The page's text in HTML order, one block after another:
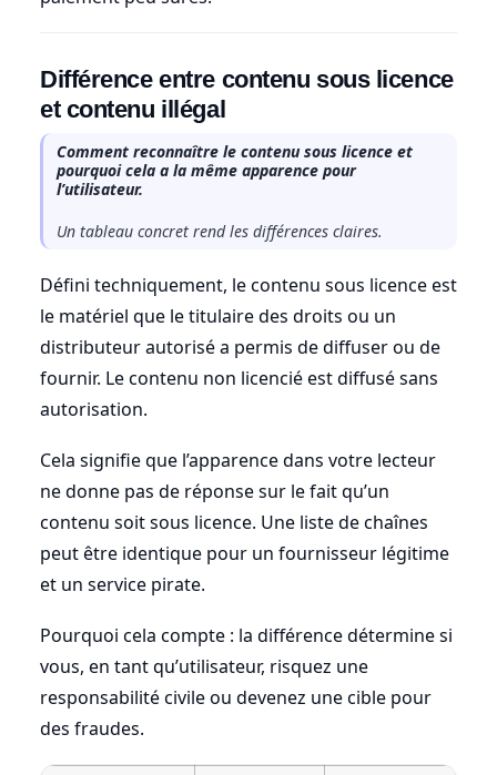
Différence entre contenu sous licence
et contenu illégal
Comment reconnaître le contenu sous licence et
pourquoi cela a la même apparence pour
l’utilisateur.
Un tableau concret rend les différences claires.
Défini techniquement, le contenu sous licence est
le matériel que le titulaire des droits ou un
distributeur autorisé a permis de diffuser ou de
fournir. Le contenu non licencié est diffusé sans
autorisation.
Cela signifie que l’apparence dans votre lecteur
ne donne pas de réponse sur le fait qu’un
contenu soit sous licence. Une liste de chaînes
peut être identique pour un fournisseur légitime
et un service pirate.
Pourquoi cela compte : la différence détermine si
vous, en tant qu’utilisateur, risquez une
responsabilité civile ou devenez une cible pour
des fraudes.